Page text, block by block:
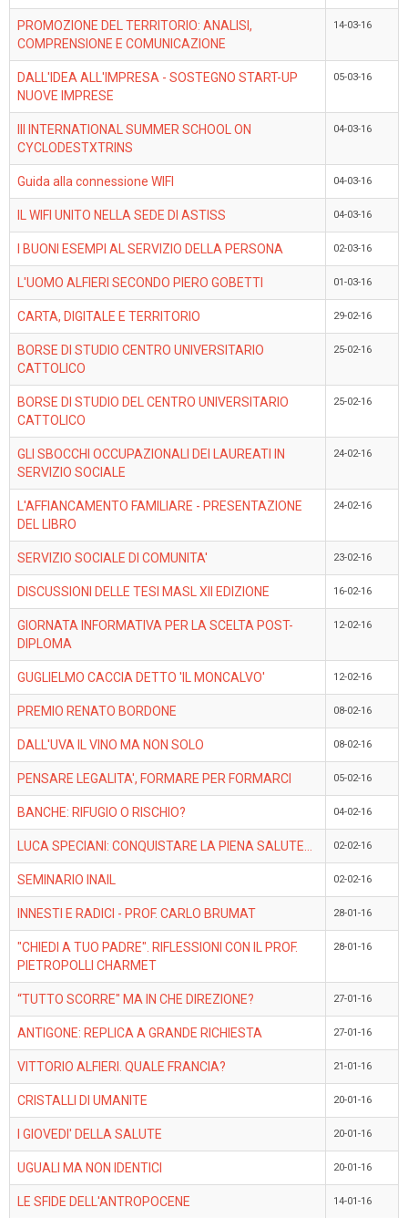
PROMOZIONE DEL TERRITORIO: ANALISI,
COMPRENSIONE E COMUNICAZIONE
14-03-16
DALL'IDEA ALL'IMPRESA - SOSTEGNO START-UP
NUOVE IMPRESE
05-03-16
III INTERNATIONAL SUMMER SCHOOL ON
CYCLODESTXTRINS
04-03-16
Guida alla connessione WIFI 04-03-16
IL WIFI UNITO NELLA SEDE DI ASTISS 04-03-16
I BUONI ESEMPI AL SERVIZIO DELLA PERSONA 02-03-16
L'UOMO ALFIERI SECONDO PIERO GOBETTI 01-03-16
CARTA, DIGITALE E TERRITORIO 29-02-16
BORSE DI STUDIO CENTRO UNIVERSITARIO
CATTOLICO
25-02-16
BORSE DI STUDIO DEL CENTRO UNIVERSITARIO
CATTOLICO
25-02-16
GLI SBOCCHI OCCUPAZIONALI DEI LAUREATI IN
SERVIZIO SOCIALE
24-02-16
L'AFFIANCAMENTO FAMILIARE - PRESENTAZIONE
DEL LIBRO
24-02-16
SERVIZIO SOCIALE DI COMUNITA' 23-02-16
DISCUSSIONI DELLE TESI MASL XII EDIZIONE 16-02-16
GIORNATA INFORMATIVA PER LA SCELTA POST-
DIPLOMA
12-02-16
GUGLIELMO CACCIA DETTO 'IL MONCALVO' 12-02-16
PREMIO RENATO BORDONE 08-02-16
DALL'UVA IL VINO MA NON SOLO 08-02-16
PENSARE LEGALITA', FORMARE PER FORMARCI 05-02-16
BANCHE: RIFUGIO O RISCHIO? 04-02-16
LUCA SPECIANI: CONQUISTARE LA PIENA SALUTE... 02-02-16
SEMINARIO INAIL 02-02-16
INNESTI E RADICI - PROF. CARLO BRUMAT 28-01-16
"CHIEDI A TUO PADRE". RIFLESSIONI CON IL PROF.
PIETROPOLLI CHARMET
28-01-16
“TUTTO SCORRE" MA IN CHE DIREZIONE? 27-01-16
ANTIGONE: REPLICA A GRANDE RICHIESTA 27-01-16
VITTORIO ALFIERI. QUALE FRANCIA? 21-01-16
CRISTALLI DI UMANITE 20-01-16
I GIOVEDI' DELLA SALUTE 20-01-16
UGUALI MA NON IDENTICI 20-01-16
LE SFIDE DELL'ANTROPOCENE 14-01-16